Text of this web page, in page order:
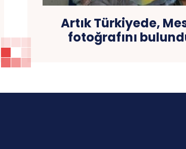
Artık Türkiyede,
fotoğrafını